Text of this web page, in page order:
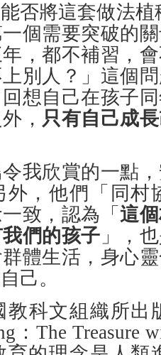
否將這套做法植
個需要突破的
，都不補習，
別人？」這個
想自己在孩子
， 只有自己成
我欣賞的一點
外，他們「同村
致，認為「這
們的孩子 」，
體生活，身心
己。
教科文組織所
：The Treasure